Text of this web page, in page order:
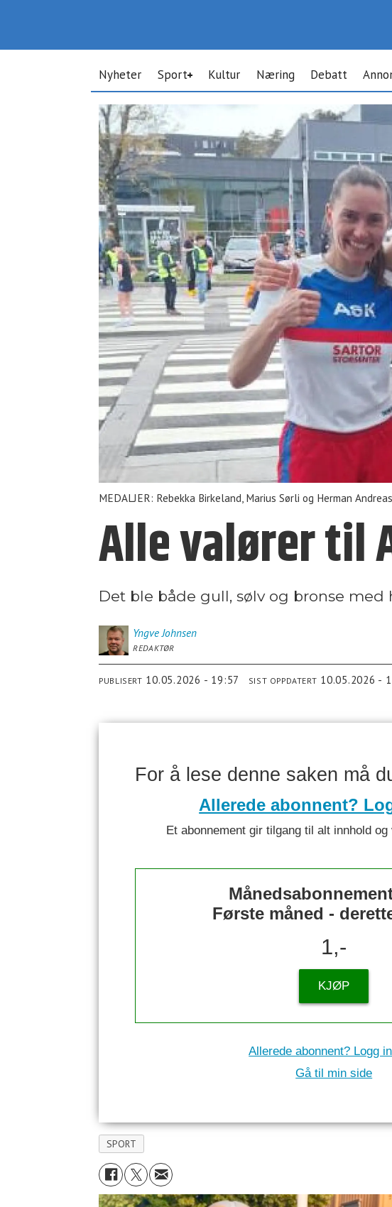
Nyheter Sport Kultur Næring Debatt
MEDALJER: Rebekka Birkeland, Marius Sørli og Herman
Alle valører til
Det ble både gull, sølv og bronse
Yngve Johnsen
REDAKTØR
PUBLISERT 10.05.2026 - 19:57 SIST OPPDATERT 10.05.2026 -
For å lese denne saken må
Allerede abonnent?
Et abonnement gir tilgang til alt innhold
Første måned -
1,-
KJØP
Allerede abonnent? Logg
Gå til min side
SPORT